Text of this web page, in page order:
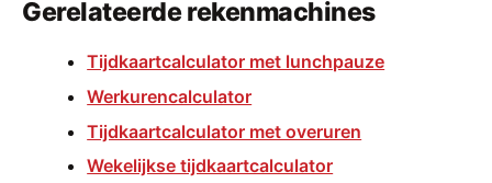
Gerelateerde rekenmachines
Tijdkaartcalculator met lunchpauze
Werkurencalculator
Tijdkaartcalculator met overuren
Wekelijkse tijdkaartcalculator